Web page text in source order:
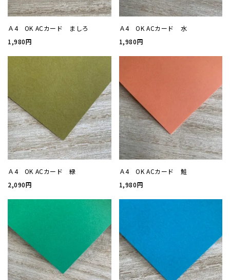
サイズ
紙質(
色
印刷
ポチ
ビジ
Ａ4 OK ACカード ましろ
1,980円
Ａ4 OK ACカード 水
1,980円
Ａ4 OK ACカード 緑
2,090円
Ａ4 OK ACカード 鮭
1,980円